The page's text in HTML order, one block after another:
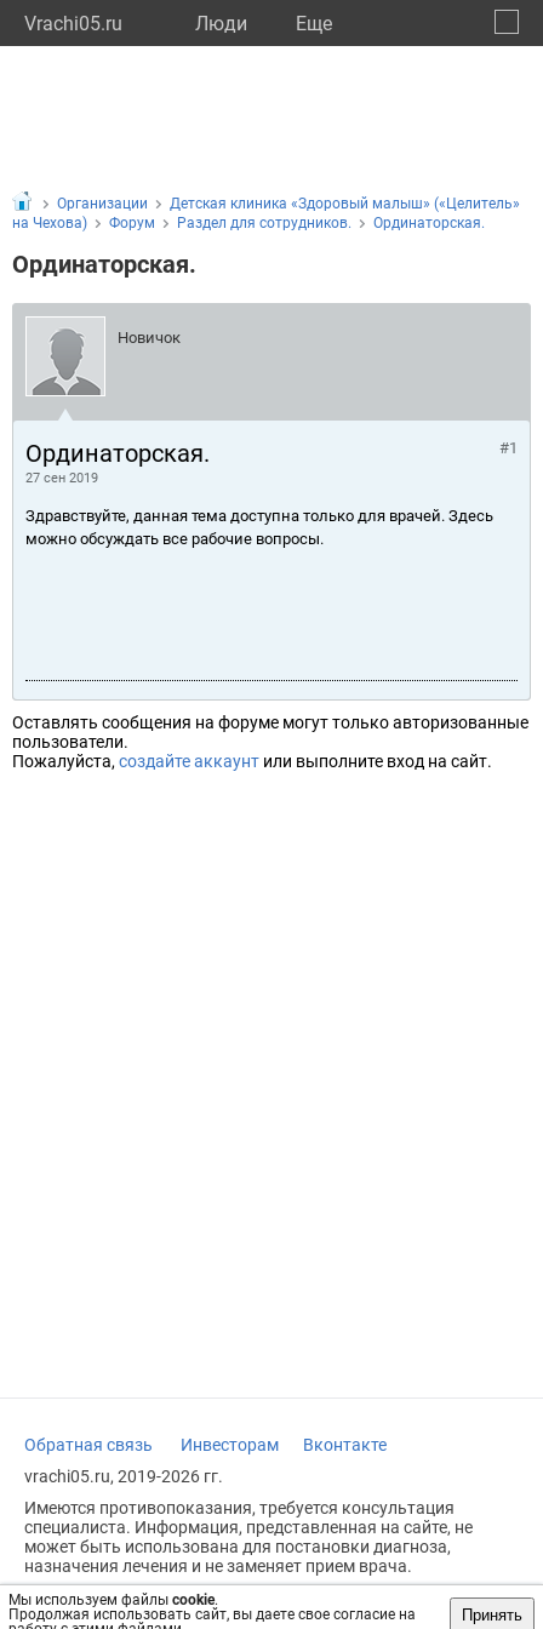
Vrachi05.ru Люди Eще
Мы используем файлы cookie.
Продолжая использовать сайт, вы даете свое согласие на
Принять
Организации
Детская клиника «Здоровый малыш» («Целитель»
на Чехова)
Форум Раздел для сотрудников. Ординаторская.
Ординаторская.
Новичок
Ординаторская.
27 сен 2019
#1
Здравствуйте, данная тема доступна только для врачей. Здесь
можно обсуждать все рабочие вопросы.
Оставлять сообщения на форуме могут только авторизованные
пользователи.
Пожалуйста, создайте аккаунт или выполните вход на сайт.
Обратная связь Инвесторам
Вконтакте
vrachi05.ru, 2019-2026 гг.
Имеются противопоказания, требуется консультация
специалиста. Информация, представленная на сайте, не
может быть использована для постановки диагноза,
назначения лечения и не заменяет прием врача.
Возрастное ограничение: 18+